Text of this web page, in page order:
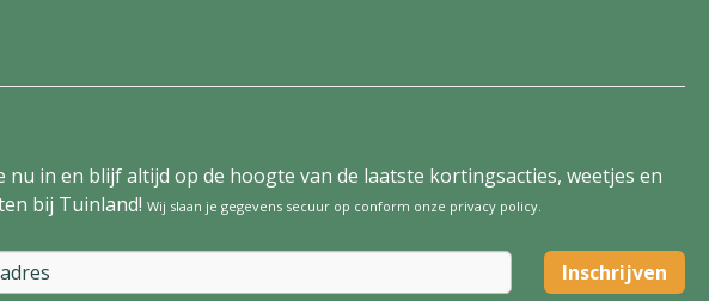
nu in en blijf altijd op de hoogte van de laatste kortingsacties, weetjes en
bij Tuinland! Wij slaan je gegevens secuur op conform onze privacy policy